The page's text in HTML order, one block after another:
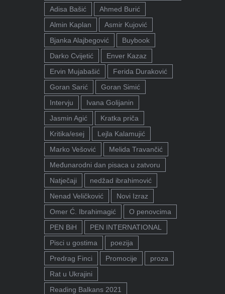
Adisa Bašić
Ahmed Burić
Almin Kaplan
Asmir Kujović
Bjanka Alajbegović
Buybook
Darko Cvijetić
Enver Kazaz
Ervin Mujabašić
Ferida Duraković
Goran Sarić
Goran Simić
Intervju
Ivana Golijanin
Jasmin Agić
Kratka priča
Kritika/esej
Lejla Kalamujić
Marko Vešović
Melida Travančić
Međunarodni dan pisaca u zatvoru
Natječaji
nedžad ibrahimović
Nenad Veličković
Novi Izraz
Omer Ć. Ibrahimagić
O penovcima
PEN BiH
PEN INTERNATIONAL
Pisci u gostima
poezija
Predrag Finci
Promocije
proza
Rat u Ukrajini
Reading Balkans 2021